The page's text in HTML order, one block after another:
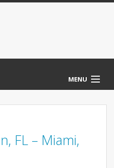
MENU
FL – Miami,